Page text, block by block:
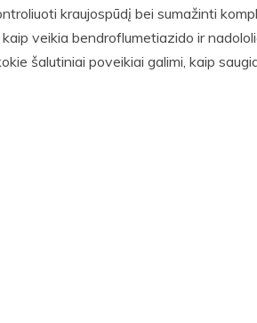
kraujospūdį bei sumažinti
veikia bendroflumetiazido ir
šalutiniai poveikiai galimi, kaip